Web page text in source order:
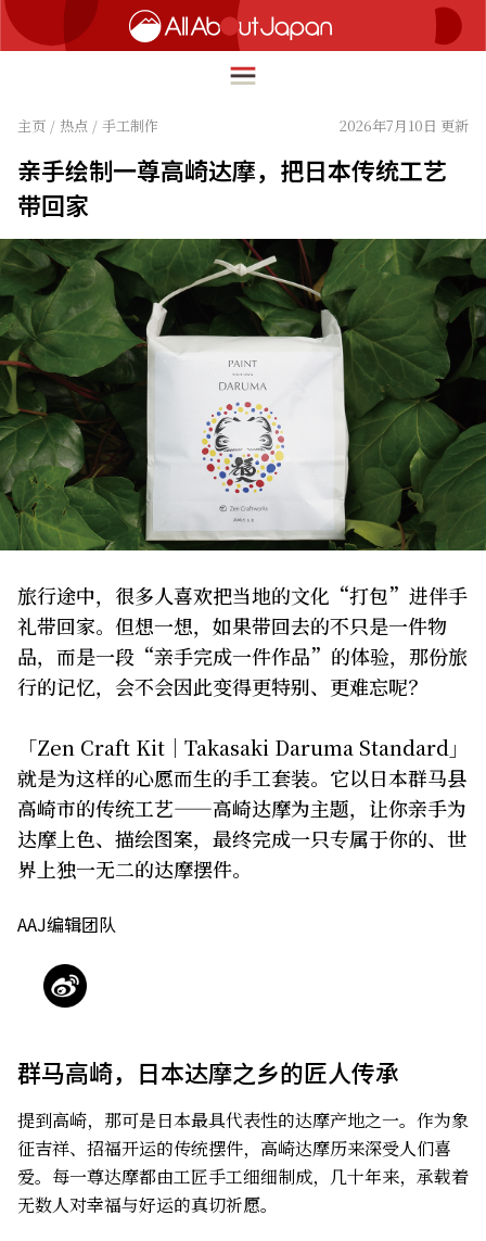
简体中文
繁體中文
ภาษาไทย
한국어
日本語
HOME
旅行
美食
文化
热点
生活
关于我们 网站政策
主页 / 热点 / 手工制作 2026年7月10日 更新
亲手绘制一尊高崎达摩，把日本传统工艺
带回家
旅行途中，很多人喜欢把当地的文化“打包”进伴手
礼带回家。但想一想，如果带回去的不只是一件物
品，而是一段“亲手完成一件作品”的体验，那份旅
行的记忆，会不会因此变得更特别、更难忘呢？
「Zen Craft Kit｜Takasaki Daruma Standard」
就是为这样的心愿而生的手工套装。它以日本群马县
高崎市的传统工艺——高崎达摩为主题，让你亲手为
达摩上色、描绘图案，最终完成一只专属于你的、世
界上独一无二的达摩摆件。
AAJ编辑团队
群马高崎，日本达摩之乡的匠人传承
提到高崎，那可是日本最具代表性的达摩产地之一。作为象
征吉祥、招福开运的传统摆件，高崎达摩历来深受人们喜
爱。每一尊达摩都由工匠手工细细制成，几十年来，承载着
无数人对幸福与好运的真切祈愿。